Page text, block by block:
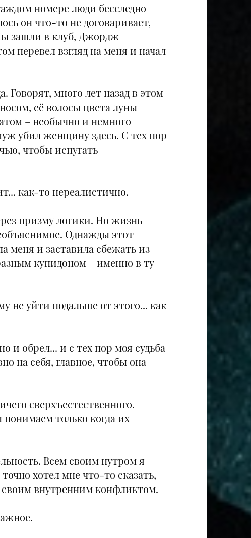
номере люди бесследно
он что-то не договаривает,
зашли в клуб, Джордж
перевел взгляд на меня и начал
Говорят, много лет назад в этом
её волосы цвета луны
– необычно и немного
убил женщину здесь. С тех пор
чтобы испугать
как-то нереалистично.
призму логики. Но жизнь
Однажды этот
меня и заставила сбежать из
купидоном – именно в ту
не уйти подальше от этого... как
и обрел... и с тех пор моя судьба
на себя, главное, чтобы она
сверхъестественного.
только когда их
Всем своим нутром я
хотел мне что-то сказать,
внутренним конфликтом.